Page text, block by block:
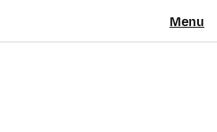
Menu